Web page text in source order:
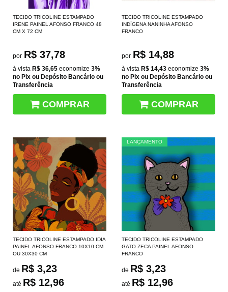
TECIDO TRICOLINE ESTAMPADO
IRENE PAINEL AFONSO FRANCO 48
CM X 72 CM
por R$ 37,78
à vista R$ 36,65 economize 3%
no Pix ou Depósito Bancário ou
Transferência
COMPRAR
TECIDO TRICOLINE ESTAMPADO
INDÍGENA NANINHA AFONSO
FRANCO
por R$ 14,88
à vista R$ 14,43 economize 3%
no Pix ou Depósito Bancário ou
Transferência
COMPRAR
TECIDO TRICOLINE ESTAMPADO IDIA
PAINEL AFONSO FRANCO 10X10 CM
OU 30X30 CM
de R$ 3,23
até R$ 12,96
LANÇAMENTO
TECIDO TRICOLINE ESTAMPADO
GATO ZECA PAINEL AFONSO
FRANCO
de R$ 3,23
até R$ 12,96